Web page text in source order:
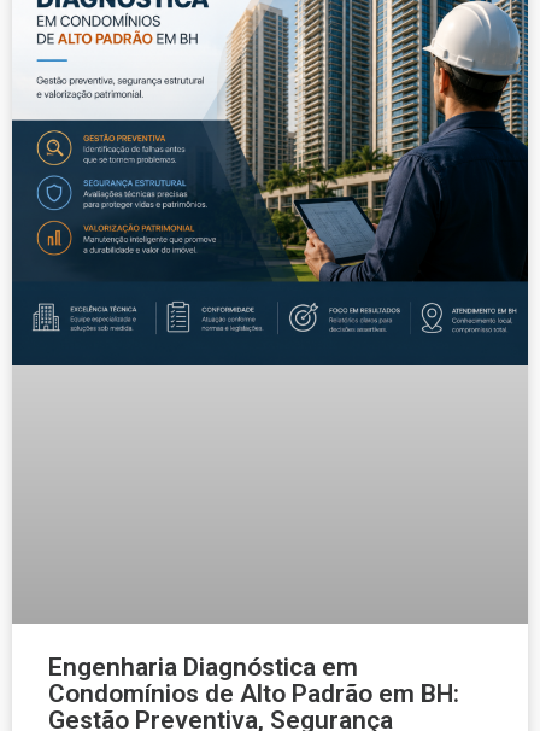
Engenharia Diagnóstica em
Condomínios de Alto Padrão em BH:
Gestão Preventiva, Segurança